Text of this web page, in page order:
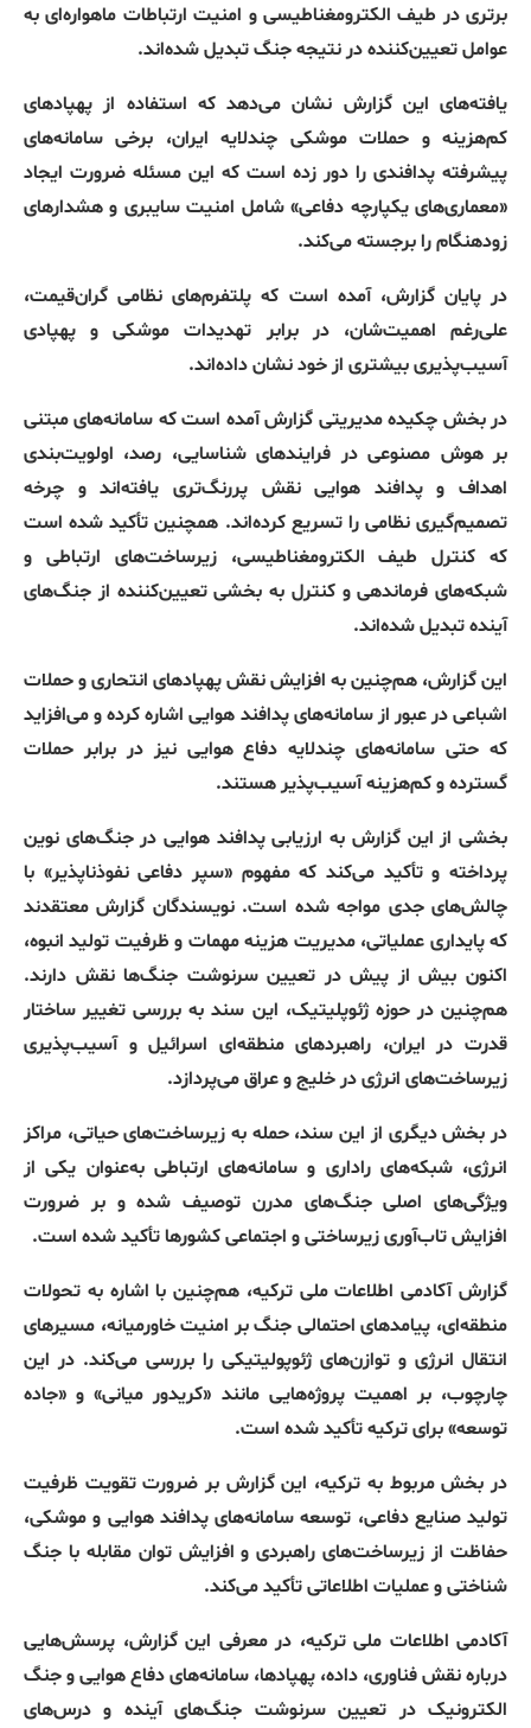
برتری در طیف الکترومغناطیسی و امنیت ارتباطات ماهواره‌ای به
عوامل تعیین‌کننده در نتیجه جنگ تبدیل شده‌اند.
یافته‌های این گزارش نشان می‌دهد که استفاده از پهپادهای
کم‌هزینه و حملات موشکی چندلایه ایران، برخی سامانه‌های
پیشرفته پدافندی را دور زده است که این مسئله ضرورت ایجاد
«معماری‌های یکپارچه دفاعی»شامل امنیت سایبری و هشدارهای
زودهنگام را برجسته می‌کند.
در پایان گزارش، آمده است که پلتفرم‌های نظامی گران‌قیمت،
علی‌رغم اهمیت‌شان، در برابر تهدیدات موشکی و پهپادی
آسیب‌پذیری بیشتری از خود نشان داده‌اند.
در بخش چکیده مدیریتی گزارش آمده است که سامانه‌های مبتنی
بر هوش مصنوعی در فرایندهای شناسایی، رصد، اولویت‌بندی
اهداف و پدافند هوایی نقش پررنگ‌تری یافته‌اند و چرخه
تصمیم‌گیری نظامی را تسریع کرده‌اند. همچنین تأکید شده است
که کنترل طیف الکترومغناطیسی، زیرساخت‌های ارتباطی و
شبکه‌های فرماندهی و کنترل به بخشی تعیین‌کننده از جنگ‌های
آینده تبدیل شده‌اند.
این گزارش، هم‌چنین به افزایش نقش پهپادهای انتحاری و حملات
اشباعی در عبور از سامانه‌های پدافند هوایی اشاره کرده و می‌افزاید
که حتی سامانه‌های چندلایه دفاع هوایی نیز در برابر حملات
گسترده و کم‌هزینه آسیب‌پذیر هستند.
بخشی از این گزارش به ارزیابی پدافند هوایی در جنگ‌های نوین
پرداخته و تأکید می‌کند که مفهوم «سپر دفاعی نفوذناپذیر» با
چالش‌های جدی مواجه شده است.نویسندگان گزارش معتقدند
که پایداری عملیاتی، مدیریت هزینه مهمات و ظرفیت تولید انبوه،
اکنون بیش از پیش در تعیین سرنوشت جنگ‌ها نقش دارند.
هم‌چنین در حوزه ژئوپلیتیک، این سند به بررسی تغییر ساختار
قدرت در ایران، راهبردهای منطقه‌ای اسرائیل و آسیب‌پذیری
زیرساخت‌های انرژی در خلیج و عراق می‌پردازد.
در بخش دیگری از این سند، حمله به زیرساخت‌های حیاتی، مراکز
انرژی، شبکه‌های راداری و سامانه‌های ارتباطی به‌عنوان یکی از
ویژگی‌های اصلی جنگ‌های مدرن توصیف شده و بر ضرورت
افزایش تاب‌آوری زیرساختی و اجتماعی کشورها تأکید شده است.
گزارش آکادمی اطلاعات ملی ترکیه، هم‌چنین با اشاره به تحولات
منطقه‌ای، پیامدهای احتمالی جنگ بر امنیت خاورمیانه، مسیرهای
انتقال انرژی و توازن‌های ژئوپولیتیکی را بررسی می‌کند. در این
چارچوب، بر اهمیت پروژه‌هایی مانند «کریدور میانی» و«جاده
توسعه»برای ترکیه تأکید شده است.
در بخش مربوط به ترکیه، این گزارش بر ضرورت تقویت ظرفیت
تولید صنایع دفاعی، توسعه سامانه‌های پدافند هوایی و موشکی،
حفاظت از زیرساخت‌های راهبردی و افزایش توان مقابله با جنگ
شناختی و عملیات اطلاعاتی تأکید می‌کند.
آکادمی اطلاعات ملی ترکیه، در معرفی این گزارش، پرسش‌هایی
درباره نقش فناوری، داده، پهپادها، سامانه‌های دفاع هوایی و جنگ
الکترونیک در تعیین سرنوشت جنگ‌های آینده و درس‌های